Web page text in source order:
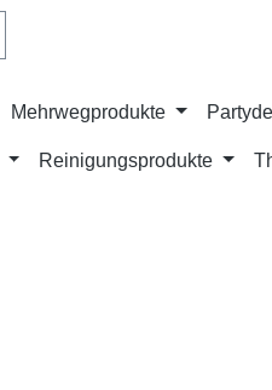
Mehrwegprodukte
Reinigungsprodukte